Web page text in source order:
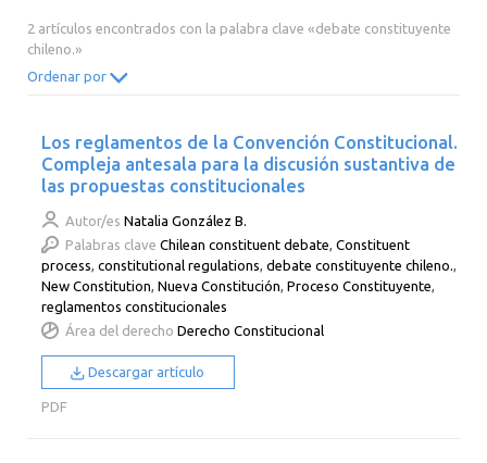
2 artículos encontrados con la palabra clave «debate constituyente
chileno.»
Ordenar por
Los reglamentos de la Convención Constitucional.
Compleja antesala para la discusión sustantiva de
las propuestas constitucionales
Autor/es Natalia González B.
Palabras clave Chilean constituent debate,Constituent
process,constitutional regulations,debate constituyente chileno.,
New Constitution,Nueva Constitución,Proceso Constituyente,
reglamentos constitucionales
Área del derecho Derecho Constitucional
Descargar artículo
PDF